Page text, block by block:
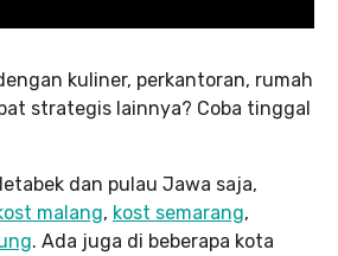
kuliner, perkantoran, rumah
strategis lainnya? Coba tinggal
dan pulau Jawa saja,
malang, kost semarang,
. Ada juga di beberapa kota